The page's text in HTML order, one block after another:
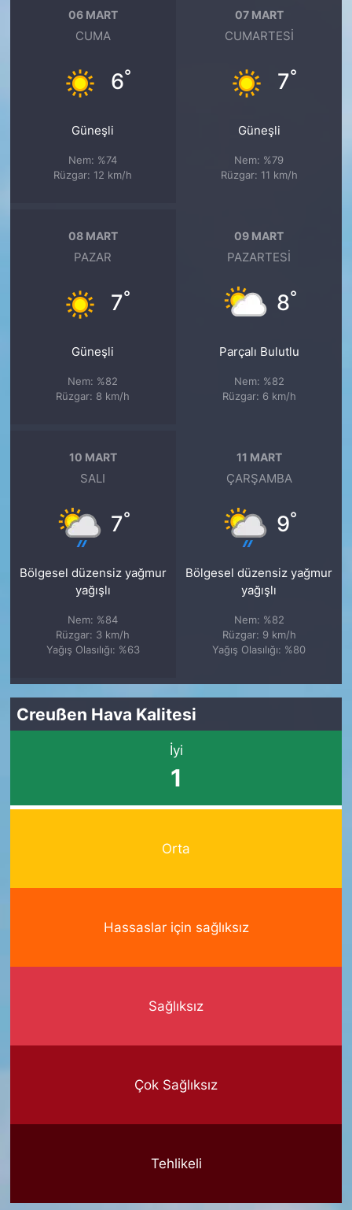
06 MART
CUMA
6°
Güneşli
Nem: %74
Rüzgar: 12 km/h
07 MART
CUMARTESI
7°
Güneşli
Nem: %79
Rüzgar: 11 km/h
08 MART
PAZAR
7°
Güneşli
Nem: %82
Rüzgar: 8 km/h
09 MART
PAZARTESI
8°
Parçalı Bulutlu
Nem: %82
Rüzgar: 6 km/h
10 MART
SALI
7°
Bölgesel düzensiz yağmur
yağışlı
Nem: %84
Rüzgar: 3 km/h
Yağış Olasılığı: %63
11 MART
ÇARŞAMBA
9°
Bölgesel düzensiz yağmur
yağışlı
Nem: %82
Rüzgar: 9 km/h
Yağış Olasılığı: %80
Creußen Hava Kalitesi
İyi
1
Orta
Hassaslar için sağlıksız
Sağlıksız
Çok Sağlıksız
Tehlikeli